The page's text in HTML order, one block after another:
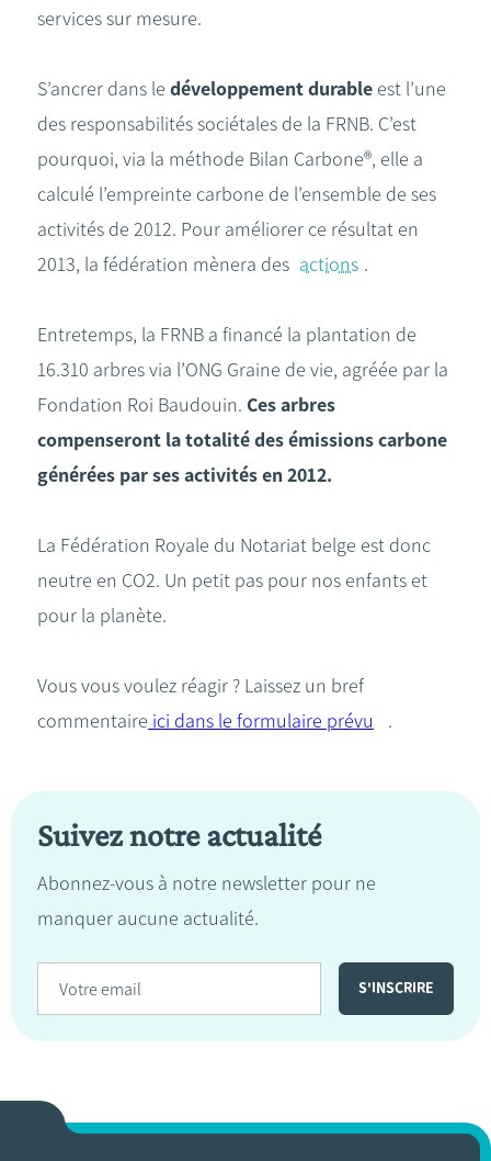
services sur mesure.
S’ancrer dans le développement durable est l’une
des responsabilités sociétales de la FRNB. C’est
pourquoi, via la méthode Bilan Carbone®, elle a
calculé l’empreinte carbone de l’ensemble de ses
activités de 2012. Pour améliorer ce résultat en
2013, la fédération mènera des actions .
Entretemps, la FRNB a financé la plantation de
16.310 arbres via l’ONG Graine de vie, agréée par la
Fondation Roi Baudouin. Ces arbres
compenseront la totalité des émissions carbone
générées par ses activités en 2012.
La Fédération Royale du Notariat belge est donc
neutre en CO2. Un petit pas pour nos enfants et
pour la planète.
Vous vous voulez réagir ? Laissez un bref
commentaire ici dans le formulaire prévu .
Suivez notre actualité
Abonnez-vous à notre newsletter pour ne
manquer aucune actualité.